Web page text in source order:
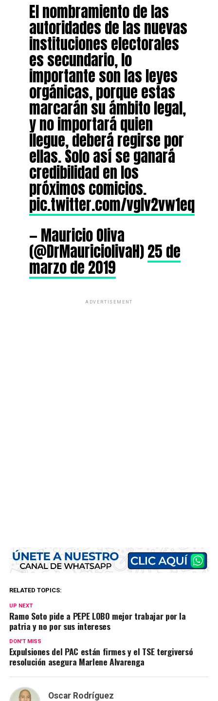
El nombramiento de las
autoridades de las nuevas
instituciones electorales
es secundario, lo
importante son las leyes
orgánicas, porque estas
marcarán su ámbito legal,
y no importará quien
llegue, deberá regirse por
ellas. Solo así se ganará
credibilidad en los
próximos comicios.
pic.twitter.com/vgIv2vw1eq
— Mauricio Oliva
(@DrMauriciolivaH)25 de
marzo de 2019
ADVERTISEMENT
RELATED TOPICS:
UP NEXT
Ramo Soto pide a PEPE LOBO mejor trabajar por la
patria y no por sus intereses
DON'T MISS
Expulsiones del PAC están firmes y el TSE tergiversó
resolución asegura Marlene Alvarenga
Oscar Rodríguez